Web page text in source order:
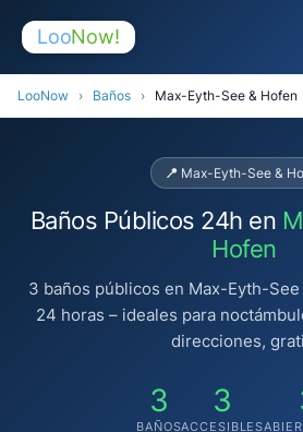
LooNow!
LooNow › Baños › Max-Eyth-See & Hofen
📍 Max-Eyth-See &
Baños Públicos 24h en
Hofen
3 baños públicos en Max-Eyth-
24 horas – ideales para
direcciones,
3
BAÑOS
3
ACCESIBLES